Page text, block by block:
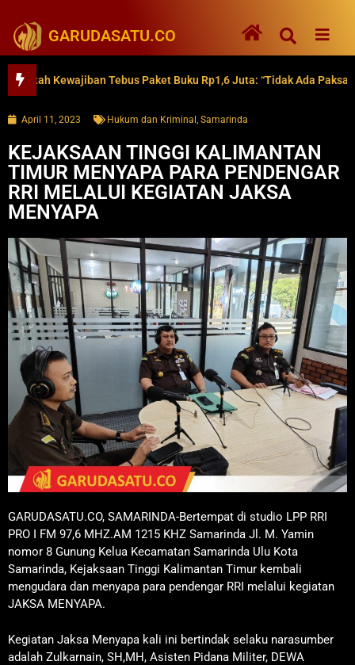
GARUDASATU.CO
Kewajiban Tebus Paket Buku Rp1,6 Juta: “Tidak Ada Paksaan”
April 11, 2023 Hukum dan Kriminal , Samarinda
KEJAKSAAN TINGGI KALIMANTAN
TIMUR MENYAPA PARA PENDENGAR
RRI MELALUI KEGIATAN JAKSA
MENYAPA
GARUDASATU.CO, SAMARINDA-Bertempat di studio LPP RRI
PRO I FM 97,6 MHZ.AM 1215 KHZ Samarinda Jl. M. Yamin
nomor 8 Gunung Kelua Kecamatan Samarinda Ulu Kota
Samarinda, Kejaksaan Tinggi Kalimantan Timur kembali
mengudara dan menyapa para pendengar RRI melalui kegiatan
JAKSA MENYAPA.
Kegiatan Jaksa Menyapa kali ini bertindak selaku narasumber
adalah Zulkarnain, SH,MH, Asisten Pidana Militer, DEWA